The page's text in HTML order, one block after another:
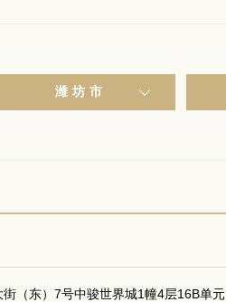
潍坊市
（东）7号中骏世界城1幢4层16B单元